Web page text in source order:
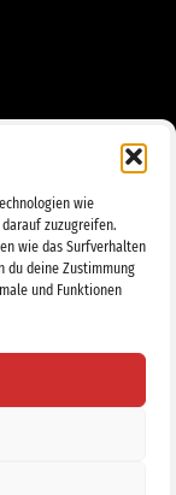
wie
zuzugreifen.
wie das Surfverhalten
du deine Zustimmung
und Funktionen